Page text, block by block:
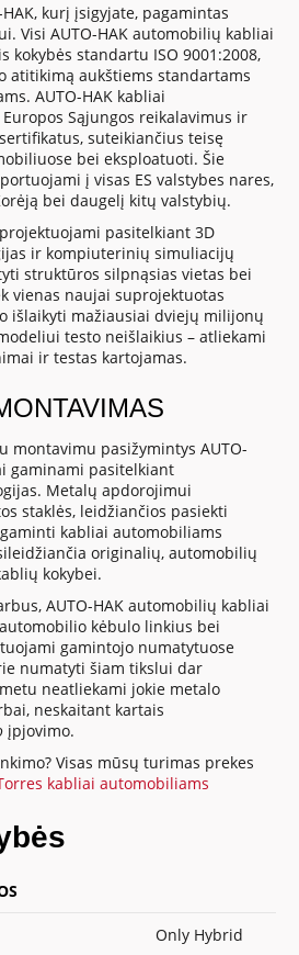
kurį įsigyjate, pagamintas
Visi AUTO-HAK automobilių kabliai
kokybės standartu ISO 9001:2008,
atitikimą aukštiems standartams
AUTO-HAK kabliai
Sąjungos reikalavimus ir
suteikiančius teisę
bei eksploatuoti. Šie
į visas ES valstybes nares,
bei daugelį kitų valstybių.
pasitelkiant 3D
ir kompiuterinių simuliacijų
struktūros silpnąsias vietas bei
vienas naujai suprojektuotas
išlaikyti mažiausiai dviejų milijonų
testo neišlaikius – atliekami
ir testas kartojamas.
montavimu pasižymintys AUTO-
gaminami pasitelkiant
Metalų apdorojimui
staklės, leidžiančios pasiekti
kabliai automobiliams
originalių, automobilių
kokybei.
AUTO-HAK automobilių kabliai
kėbulo linkius bei
gamintojo numatytuose
numatyti šiam tikslui dar
neatliekami jokie metalo
neskaitant kartais
įpjovimo.
Visas mūsų turimas prekes
kabliai automobiliams
Only Hybrid